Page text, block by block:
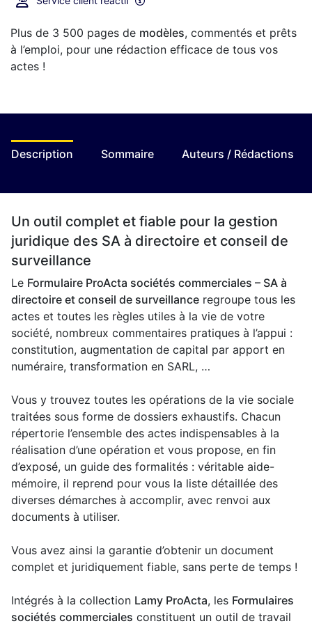
Plus de 3 500 pages de modèles, commentés et prêts
à l’emploi, pour une rédaction efficace de tous vos
actes !
Description Sommaire Auteurs / Rédactions
Un outil complet et fiable pour la gestion
juridique des SA à directoire et conseil de
surveillance
Le Formulaire ProActa sociétés commerciales – SA à
directoire et conseil de surveillance regroupe tous les
actes et toutes les règles utiles à la vie de votre
société, nombreux commentaires pratiques à l’appui :
constitution, augmentation de capital par apport en
numéraire, transformation en SARL, …
Vous y trouvez toutes les opérations de la vie sociale
traitées sous forme de dossiers exhaustifs. Chacun
répertorie l’ensemble des actes indispensables à la
réalisation d’une opération et vous propose, en fin
d’exposé, un guide des formalités : véritable aide-
mémoire, il reprend pour vous la liste détaillée des
diverses démarches à accomplir, avec renvoi aux
documents à utiliser.
Vous avez ainsi la garantie d’obtenir un document
complet et juridiquement fiable, sans perte de temps !
Intégrés à la collection Lamy ProActa, les Formulaires
sociétés commerciales constituent un outil de travail